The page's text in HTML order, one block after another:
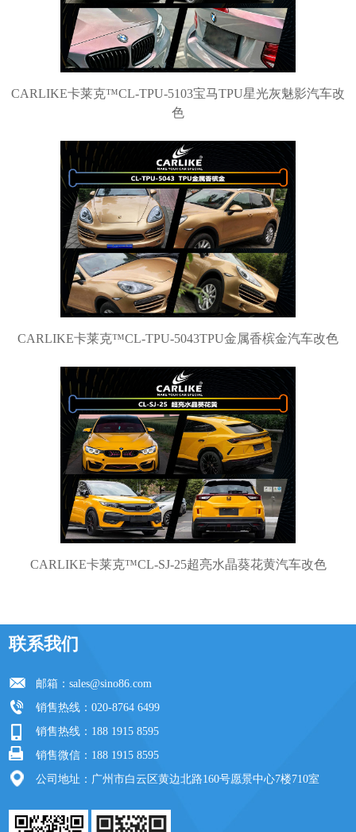
CARLIKE卡莱克™CL-TPU-5103宝马TPU星光灰魅影汽车改
色
CARLIKE卡莱克™CL-TPU-5043TPU金属香槟金汽车改色
CARLIKE卡莱克™CL-SJ-25超亮水晶葵花黄汽车改色
联系我们
邮箱：sales@sino86.com
销售热线：020-8764 6499
销售热线：188 1915 8595
销售微信：188 1915 8595
公司地址：广州市白云区黄边北路160号愿景中心7楼710室